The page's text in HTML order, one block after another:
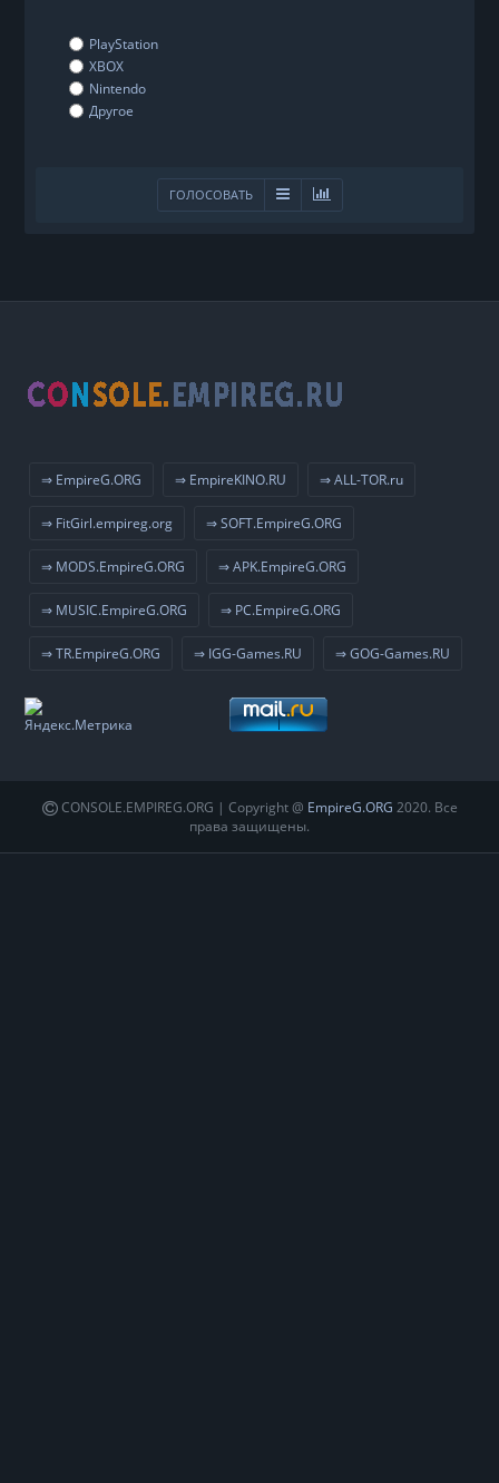
PlayStation
XBOX
Nintendo
Другое
ГОЛОСОВАТЬ
⇒ EmpireG.ORG ⇒ EmpireKINO.RU ⇒ ALL-TOR.ru
⇒ FitGirl.empireg.org ⇒ SOFT.EmpireG.ORG
⇒ MODS.EmpireG.ORG ⇒ APK.EmpireG.ORG
⇒ MUSIC.EmpireG.ORG ⇒ PC.EmpireG.ORG
⇒ TR.EmpireG.ORG ⇒ IGG-Games.RU ⇒ GOG-Games.RU
CONSOLE.EMPIREG.ORG | Copyright @ EmpireG.ORG 2020. Все
права защищены.